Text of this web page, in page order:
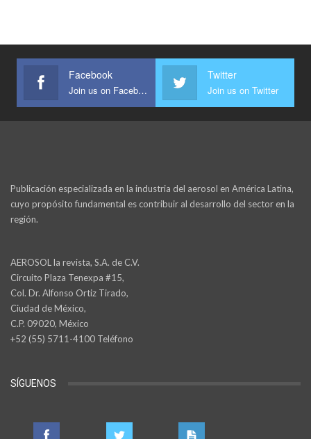
Facebook
Join us on Facebook
Twitter
Join us on Twitter
Publicación especializada en la industria del aerosol en América Latina,
cuyo propósito fundamental es contribuir al desarrollo del sector en la
región.
AEROSOL la revista, S.A. de C.V.
Circuito Plaza Tenexpa #15,
Col. Dr. Alfonso Ortiz Tirado,
Ciudad de México,
C.P. 09020, México
+52 (55) 5711-4100 Teléfono
SÍGUENOS